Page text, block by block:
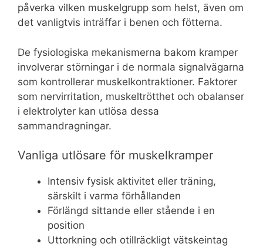
påverka vilken muskelgrupp som helst, även om
det vanligtvis inträffar i benen och fötterna.
De fysiologiska mekanismerna bakom kramper
involverar störningar i de normala signalvägarna
som kontrollerar muskelkontraktioner. Faktorer
som nervirritation, muskeltrötthet och obalanser
i elektrolyter kan utlösa dessa
sammandragningar.
Vanliga utlösare för muskelkramper
Intensiv fysisk aktivitet eller träning,
särskilt i varma förhållanden
Förlängd sittande eller stående i en
position
Uttorkning och otillräckligt vätskeintag